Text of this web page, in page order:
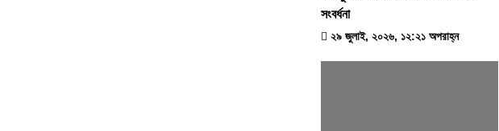
সংবর্ধনা
২৯ জুলাই, ২০২৬, ১২:২১ অপরাহ্ন